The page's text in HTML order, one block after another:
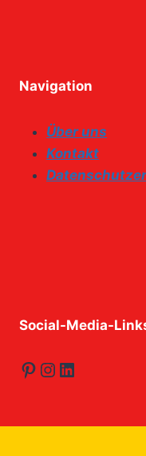
Navigation
Über uns
Kontakt
Social-Media-
Pinterest
Instagram
LinkedIn